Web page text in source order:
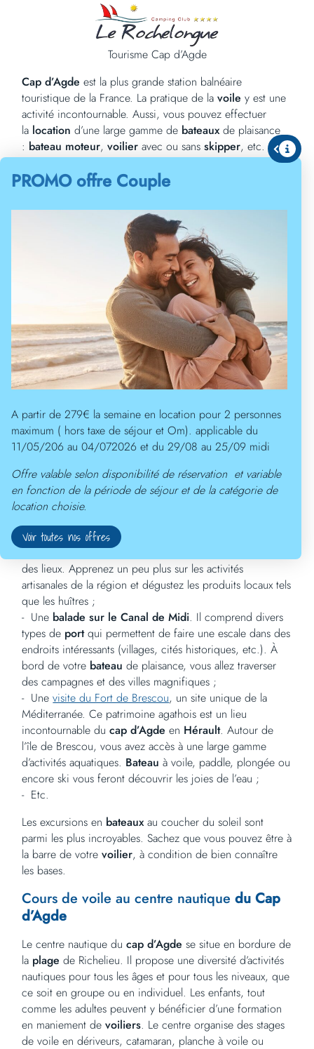
PROMO offre Couple
A partir de 279€ la semaine en location pour 2 personnes
maximum ( hors taxe de séjour et Om). applicable du
11/05/206 au 04/072026 et du 29/08 au 25/09 midi
Offre valable selon disponibilité de réservation et variable
en fonction de la période de séjour et de la catégorie de
location choisie.
Voir toutes nos offres
Naviguer en voilier au cap d’Agde
Tourisme Cap d’Agde
Cap d’Agdeest la plus grande station balnéaire
touristique de la France. La pratique de lavoiley est une
activité incontournable. Aussi, vous pouvez effectuer
la locationd’une large gamme de bateauxde plaisance
: bateau moteur,voilier avec ou sansskipper, etc. En
ce qui concerne les activités, elles sont aussi diverses
qu’intéressantes. Afin de profiter pleinement de la station
et de tous ses atouts, réservez un séjour dans
notrecamping au Cap d’Agde. Dans cette optique, Le
Rochelongue est l’endroit idéal, avec toutes les
infrastructures dignes d’un camping 4 étoiles. Il se situe à
seulement 500m de laplage , et comprend toutes les
commodités nécessaires pour un séjour confortable. Une
fois bien hébergé, vous pouvez prévoir des excursions
dans les plus beaux sites du cap d’Agde à bord
devoilierspar exemple.
Les plus bellesexcursions
Une excursion en voilierconsiste en une promenade
construit autour de sonport de plaisance, s’avère être le
cadre idéal pour pratiquer cette activité. Entre les fleuves,
les canaux ou encore l’étang, le cap d’Agde
enbateauxà voile. Voici quelques excursions que vous
pouvez réaliser autour de la station :
alentours du cap d’Agde
envoilierafin de découvrir la faune et la flore uniques
des lieux. Apprenez un peu plus sur les activités
artisanales de la région et dégustez les produits locaux tels
que les huîtres ;
Une balade sur le Canal de Midi. Il comprend divers
types de portqui permettent de faire une escale dans des
endroits intéressants (villages, cités historiques, etc.). À
bord de votre bateaude plaisance, vous allez traverser
des campagnes et des villes magnifiques ;
Unevisite du Fort de Brescou, un site unique de la
Méditerranée. Ce patrimoine agathois est un lieu
incontournable ducap d’Agdeen Hérault. Autour de
l’île de Brescou, vous avez accès à une large gamme
d’activités aquatiques. Bateauà voile, paddle, plongée ou
encore ski vous feront découvrir les joies de l’eau ;
Etc.
Les excursions en bateauxau coucher du soleil sont
parmi les plus incroyables. Sachez que vous pouvez être à
la barre de votrevoilier, à condition de bien connaître
les bases.
Cours de voile au centre nautiquedu Cap
d’Agde
Le centre nautique ducap d’Agdese situe en bordure de
la plagede Richelieu. Il propose une diversité d’activités
nautiques pour tous les âges et pour tous les niveaux, que
ce soit en groupe ou en individuel. Les enfants, tout
comme les adultes peuvent y bénéficier d’une formation
en maniement devoiliers. Le centre organise des stages
de voile en dériveurs, catamaran, planche à voile ou